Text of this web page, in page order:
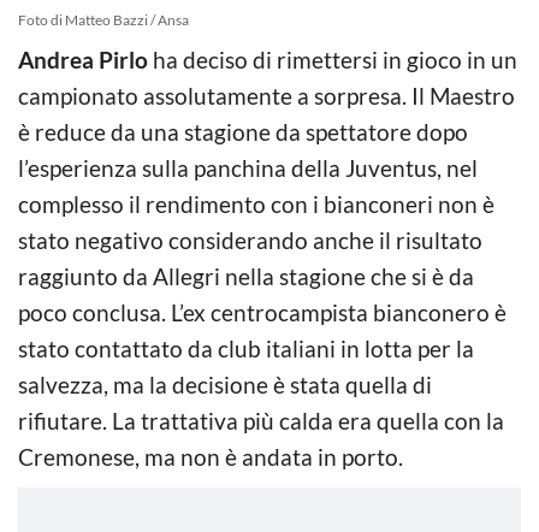
Foto di Matteo Bazzi / Ansa
Andrea Pirlo ha deciso di rimettersi in gioco in un
campionato assolutamente a sorpresa. Il Maestro
è reduce da una stagione da spettatore dopo
l’esperienza sulla panchina della Juventus, nel
complesso il rendimento con i bianconeri non è
stato negativo considerando anche il risultato
raggiunto da Allegri nella stagione che si è da
poco conclusa. L’ex centrocampista bianconero è
stato contattato da club italiani in lotta per la
salvezza, ma la decisione è stata quella di
rifiutare. La trattativa più calda era quella con la
Cremonese, ma non è andata in porto.